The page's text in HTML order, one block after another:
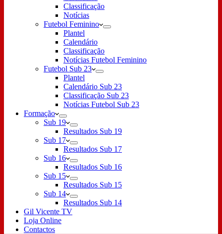
Classificação
Notícias
Futebol Feminino
Plantel
Calendário
Classificação
Notícias Futebol Feminino
Futebol Sub 23
Plantel
Calendário Sub 23
Classificação Sub 23
Notícias Futebol Sub 23
Formação
Sub 19
Resultados Sub 19
Sub 17
Resultados Sub 17
Sub 16
Resultados Sub 16
Sub 15
Resultados Sub 15
Sub 14
Resultados Sub 14
Gil Vicente TV
Loja Online
Contactos